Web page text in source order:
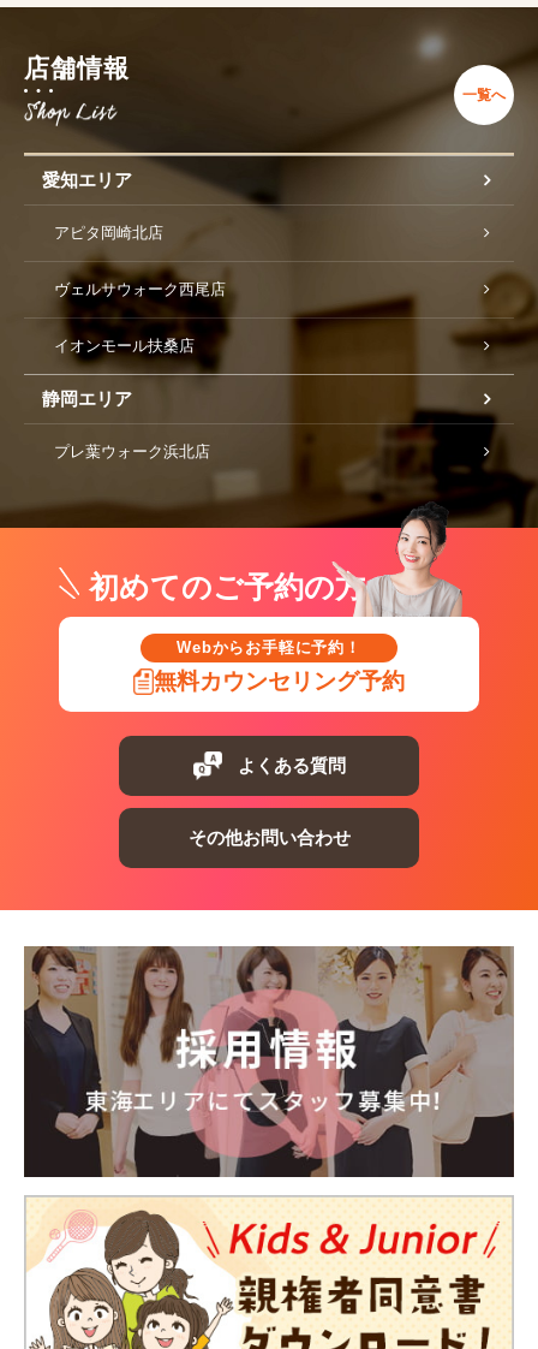
店舗情報
一覧へ
愛知エリア
アピタ岡崎北店
ヴェルサウォーク西尾店
イオンモール扶桑店
静岡エリア
プレ葉ウォーク浜北店
初めてのご予約の方
Webからお手軽に予約！
無料カウンセリング予約
よくある質問
その他お問い合わせ